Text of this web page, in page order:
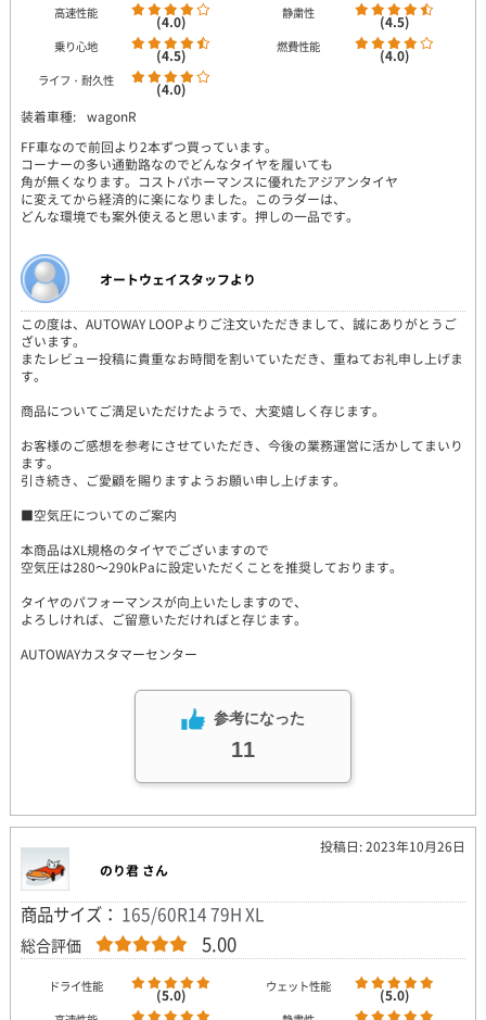
高速性能 (4.0) 静粛性 (4.5)
乗り心地 (4.5) 燃費性能 (4.0)
ライフ・耐久性
(4.0)
装着車種: wagonR
FF車なので前回より2本ずつ買っています。
コーナーの多い通勤路なのでどんなタイヤを履いても
角が無くなります。コストパホーマンスに優れたアジアンタイヤ
に変えてから経済的に楽になりました。このラダーは、
どんな環境でも案外使えると思います。押しの一品です。
オートウェイスタッフより
この度は、AUTOWAY LOOPよりご注文いただきまして、誠にありがとうご
ざいます。
またレビュー投稿に貴重なお時間を割いていただき、重ねてお礼申し上げま
す。
商品についてご満足いただけたようで、大変嬉しく存じます。
お客様のご感想を参考にさせていただき、今後の業務運営に活かしてまいり
ます。
引き続き、ご愛顧を賜りますようお願い申し上げます。
■空気圧についてのご案内
本商品はXL規格のタイヤでございますので
空気圧は280～290kPaに設定いただくことを推奨しております。
タイヤのパフォーマンスが向上いたしますので、
よろしければ、ご留意いただければと存じます。
AUTOWAYカスタマーセンター
参考になった
11
投稿日: 2023年10月26日
のり君 さん
商品サイズ： 165/60R14 79H XL
総合評価 5.00
ドライ性能 (5.0) ウェット性能 (5.0)